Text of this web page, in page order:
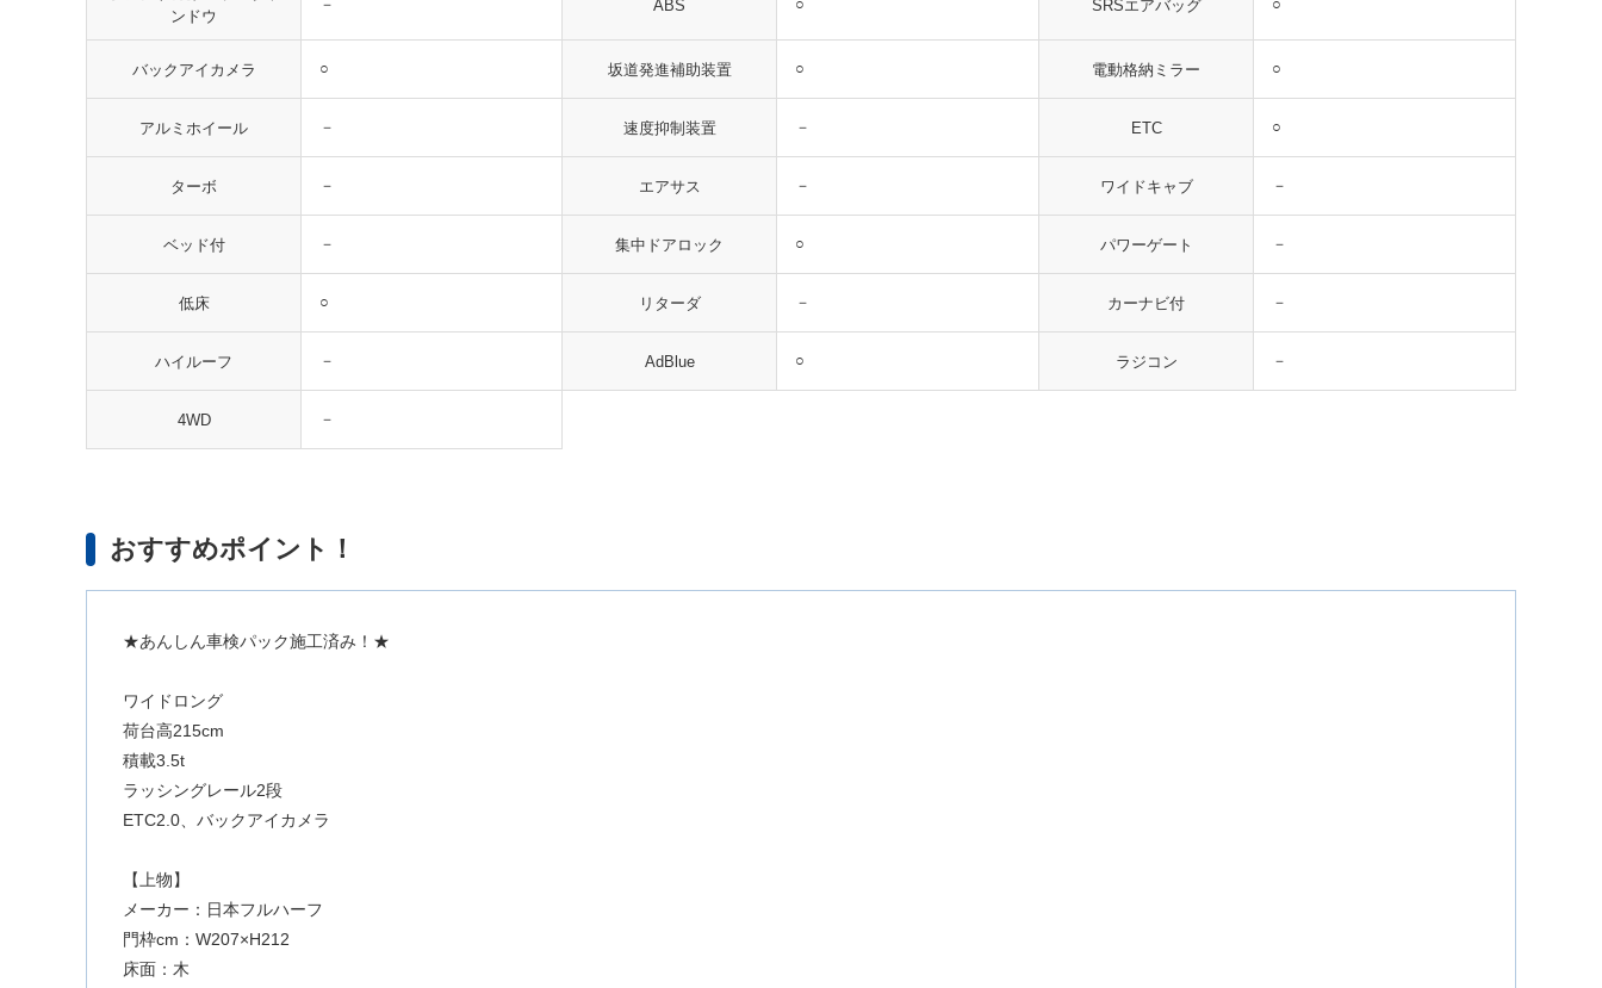
ンドウ
－ ABS ○ SRSエアバッグ ○
バックアイカメラ ○ 坂道発進補助装置 ○ 電動格納ミラー ○
アルミホイール － 速度抑制装置 － ETC ○
ターボ － エアサス － ワイドキャブ －
ベッド付 － 集中ドアロック ○ パワーゲート －
低床 ○ リターダ － カーナビ付 －
ハイルーフ － AdBlue ○ ラジコン －
4WD －
おすすめポイント！
★あんしん車検パック施工済み！★
ワイドロング
荷台高215cm
積載3.5t
ラッシングレール2段
ETC2.0、バックアイカメラ
【上物】
メーカー：日本フルハーフ
門枠cm：W207×H212
床面：木